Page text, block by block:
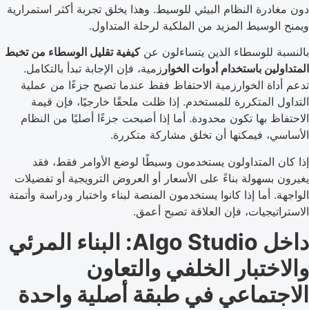
دون مغادرة النظام البيئي للوسيط. وهذا يخلق تجربة أكثر استمرارية
ويمنح الوسيط المزيد من الملكية لرحلة المتداول.
بالنسبة للوسطاء الذين يتساءلون عنكيفية تقليل الوسطاء من تخبط
المتداولين باستخدام أدوات الخوار زمية، فإن الإجابة تبدأ بالتكامل.
تدعم أداة الخوارزمية الاحتفاظ فقط عندما تصبح جزءًا من عملية
التداول المتكررة للمستخدم. إذا ظلت ملحقًا خارجيًا، فإن قيمة
الاحتفاظ بها تكون محدودة. أما إذا أصبحت جزءًا أصليًا من النظام
الأساسي، فيمكنها أن تخلق مشاركة متكررة.
إذا كان المتداولون يستخدمون وسيطًا لوضع الأوامر فقط، فقد
يغيرون بسهولة بناءً على الأسعار أو العروض الترويجية أو تفضيلات
الواجهة. أما إذا كانوا يستخدمون المنصة لبناء واختبار ودراسة وأتمتة
الاستراتيجيات، فإن العلاقة تصبح أعمق.
داخل Algo Studio: البناء المرئي
والاختبار الخلفي والتعاون
الاجتماعي في طبقة أصلية واحدة